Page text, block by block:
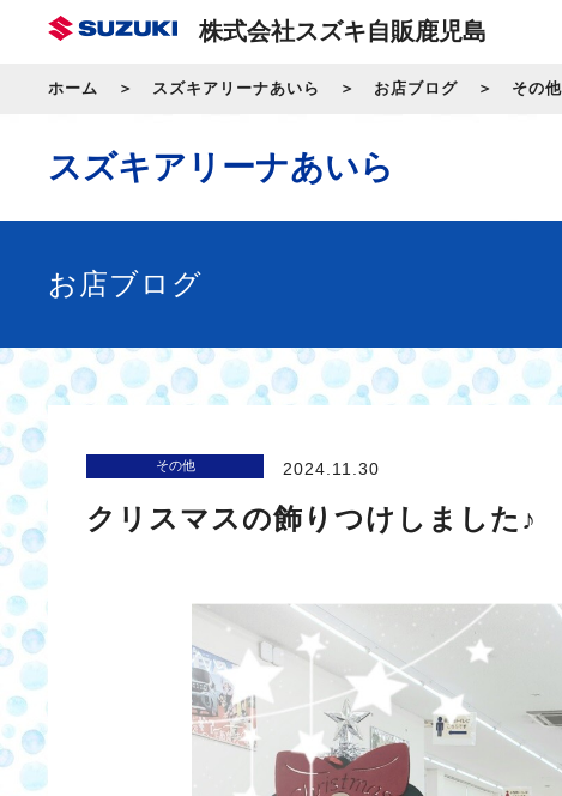
株式会社スズキ自販鹿児島
ホーム スズキアリーナあいら お店ブログ その他
スズキアリーナあいら
お店ブログ
その他 2024.11.30
クリスマスの飾りつけしました♪